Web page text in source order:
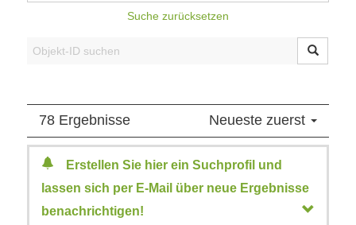
Suche zurücksetzen
78 Ergebnisse Neueste zuerst
Erstellen Sie hier ein Suchprofil und
lassen sich per E-Mail über neue Ergebnisse
benachrichtigen!